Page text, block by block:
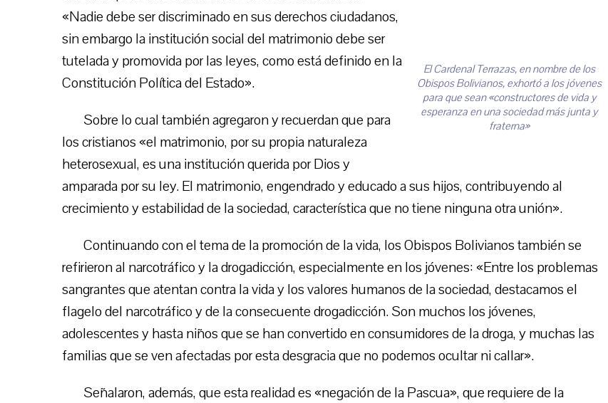
El Cardenal Terrazas, en nombre de los
Obispos Bolivianos, exhortó a los jóvenes
para que sean «constructores de vida y
esperanza en una sociedad más junta y
fraterna»
«Nadie debe ser discriminado en sus derechos ciudadanos,
sin embargo la institución social del matrimonio debe ser
tutelada y promovida por las leyes, como está definido en la
Constitución Política del Estado».
Sobre lo cual también agregaron y recuerdan que para
los cristianos «el matrimonio, por su propia naturaleza
heterosexual, es una institución querida por Dios y
amparada por su ley. El matrimonio, engendrado y educado a sus hijos, contribuyendo al
crecimiento y estabilidad de la sociedad, característica que no tiene ninguna otra unión».
Continuando con el tema de la promoción de la vida, los Obispos Bolivianos también se
refirieron al narcotráfico y la drogadicción, especialmente en los jóvenes: «Entre los problemas
sangrantes que atentan contra la vida y los valores humanos de la sociedad, destacamos el
flagelo del narcotráfico y de la consecuente drogadicción. Son muchos los jóvenes,
adolescentes y hasta niños que se han convertido en consumidores de la droga, y muchas las
familias que se ven afectadas por esta desgracia que no podemos ocultar ni callar».
Señalaron, además, que esta realidad es «negación de la Pascua», que requiere de la